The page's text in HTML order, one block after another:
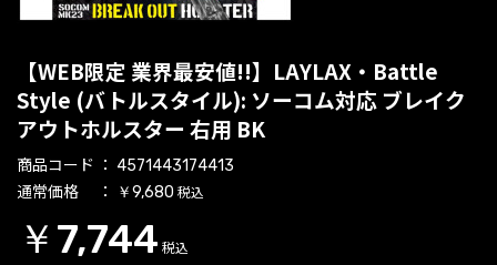
【WEB限定 業界最安値!!】LAYLAX・Battle
Style (バトルスタイル): ソーコム対応 ブレイク
アウトホルスター 右用 BK
商品コード 4571443174413
通常価格 ￥9,680 税込
￥7,744 税込